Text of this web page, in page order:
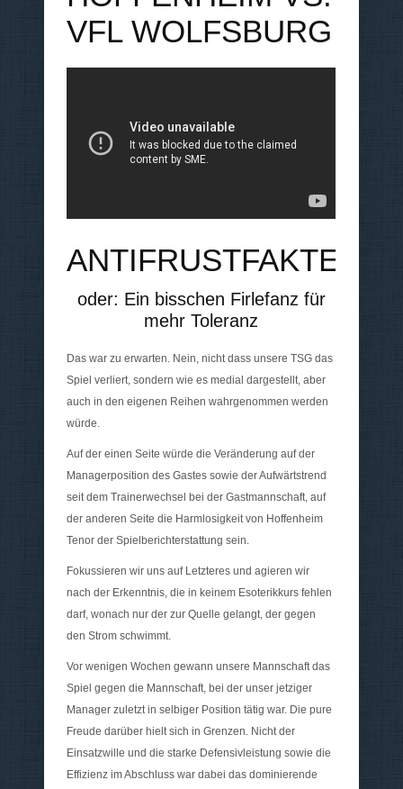
VFL WOLFSBURG
ANTIFRUSTFAKTEN
oder: Ein bisschen Firlefanz für
mehr Toleranz
Das war zu erwarten. Nein, nicht dass unsere TSG das
Spiel verliert, sondern wie es medial dargestellt, aber
auch in den eigenen Reihen wahrgenommen werden
würde.
Auf der einen Seite würde die Veränderung auf der
Managerposition des Gastes sowie der Aufwärtstrend
seit dem Trainerwechsel bei der Gastmannschaft, auf
der anderen Seite die Harmlosigkeit von Hoffenheim
Tenor der Spielberichterstattung sein.
Fokussieren wir uns auf Letzteres und agieren wir
nach der Erkenntnis, die in keinem Esoterikkurs fehlen
darf, wonach nur der zur Quelle gelangt, der gegen
den Strom schwimmt.
Vor wenigen Wochen gewann unsere Mannschaft das
Spiel gegen die Mannschaft, bei der unser jetziger
Manager zuletzt in selbiger Position tätig war. Die pure
Freude darüber hielt sich in Grenzen. Nicht der
Einsatzwille und die starke Defensivleistung sowie die
Effizienz im Abschluss war dabei das dominierende